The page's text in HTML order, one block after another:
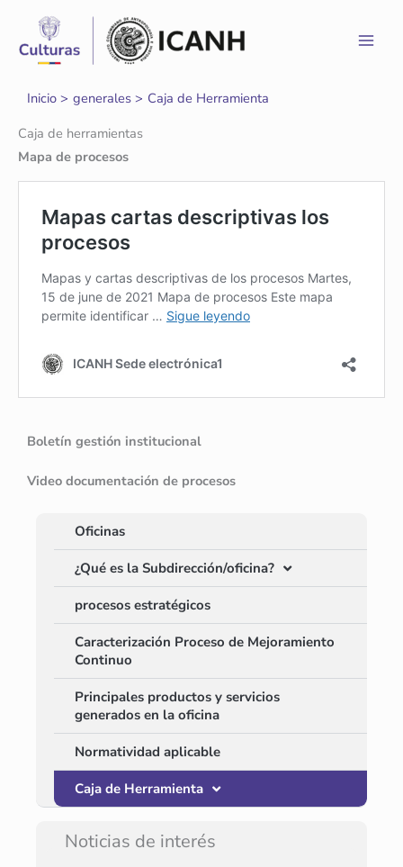
contenido
Inicio generales
Caja de Herramienta
Caja de herramientas
Boletín gestión institucional
Video documentación de procesos
Oficinas
¿Qué es la Subdirección/oficina?
procesos estratégicos
Caracterización Proceso de Mejoramiento
Continuo
Principales productos y servicios
generados en la oficina
Normatividad aplicable
Caja de Herramienta
Noticias de interés
Mapa de procesos